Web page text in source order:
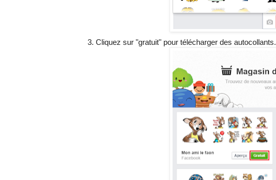
Cliquez sur "gratuit" pour télécharger des autocollants.